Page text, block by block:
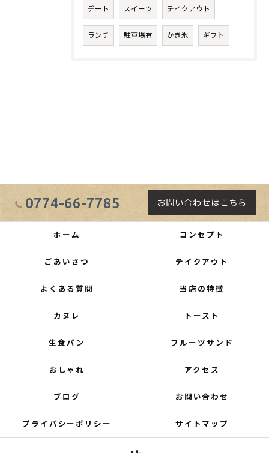
デート スイーツ テイクアウト
ランチ 駐車場有 かき氷 ギフト
0774-66-7785 お問い合わせはこちら
ホーム コンセプト
ごあいさつ テイクアウト
よくある質問 当店の特徴
カヌレ トースト
生食パン フルーツサンド
おしゃれ アクセス
ブログ お問い合わせ
プライバシーポリシー サイトマップ